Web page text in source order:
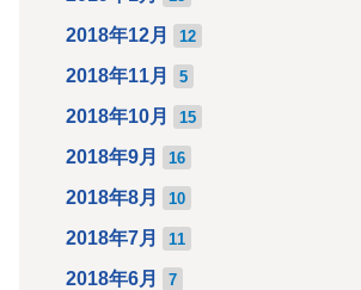
2018年12月 12
2018年11月 5
2018年10月 15
2018年9月 16
2018年8月 10
2018年7月 11
2018年6月 7